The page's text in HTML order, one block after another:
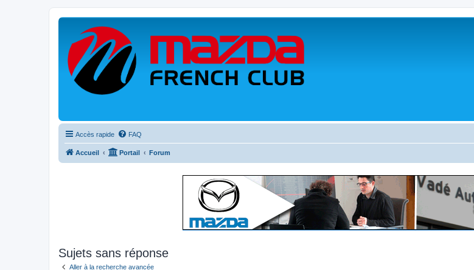
Accès rapide FAQ
Accueil Portail Forum
Sujets sans réponse
Aller à la recherche avancée